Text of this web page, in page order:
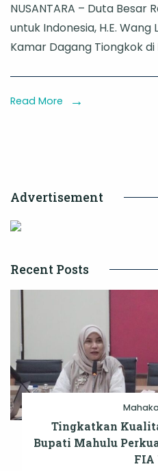
NUSANTARA – Duta Besar
untuk Indonesia, H.E.
Kamar Dagang Tiongkok di
Read More
Advertisement
Recent Posts
Tingkatkan
Bupati Mahulu
FIA